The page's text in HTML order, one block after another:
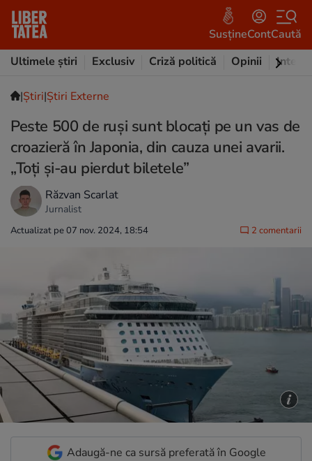
SusțineContCaută
Ultimele știri
Exclusiv Criză politică Opinii
|Ştiri|Știri Externe
Peste 500 de ruși sunt blocați pe un vas de
croazieră în Japonia, din cauza unei avarii.
„Toți și-au pierdut biletele”
Răzvan Scarlat
Jurnalist
Actualizat pe 07 nov. 2024, 18:54 2 comentarii
Adaugă-ne ca sursă preferată în Google